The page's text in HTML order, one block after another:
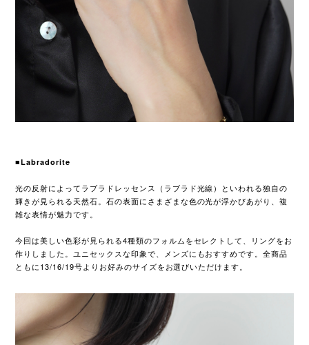
■Labradorite
光の反射によってラブラドレッセンス（ラブラド光線）といわれる独自の
輝きが見られる天然石。石の表面にさまざまな色の光が浮かびあがり、複
雑な表情が魅力です。
今回は美しい色彩が見られる4種類のフォルムをセレクトして、リングをお
作りしました。ユニセックスな印象で、メンズにもおすすめです。全商品
ともに13/16/19号よりお好みのサイズをお選びいただけます。